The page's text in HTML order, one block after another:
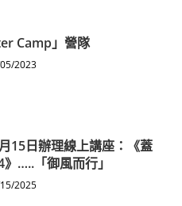
Camp」營隊
2023
15日辦理線上講座：《蓋
…..「御風而行」
2025